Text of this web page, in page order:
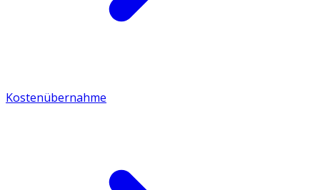
Kostenübernahme